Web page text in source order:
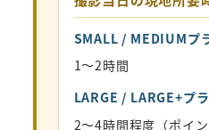
SMALL / MEDIUMプ
1〜2時間
LARGE / LARGE+プ
2〜4時間程度（ポイ